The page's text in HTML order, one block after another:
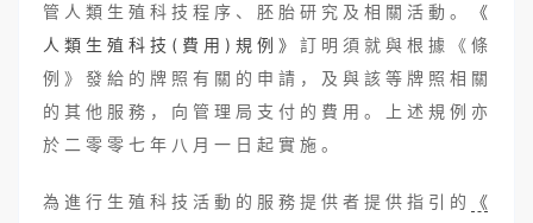
管 人 類 生 殖 科 技 程 序 、 胚 胎 研 究 及 相 關 活 動 。
《
人 類 生 殖 科 技 ( 費 用 ) 規 例 》 訂 明 須 就 與 根 據 《 條
例 》 發 給 的 牌 照 有 關 的 申 請 ， 及 與 該 等 牌 照 相 關
的 其 他 服 務 ， 向 管 理 局 支 付 的 費 用 。 上 述 規 例 亦
於 二 零 零 七 年 八 月 一 日 起 實 施 。
為 進 行 生 殖 科 技 活 動 的 服 務 提 供 者 提 供 指 引 的
《